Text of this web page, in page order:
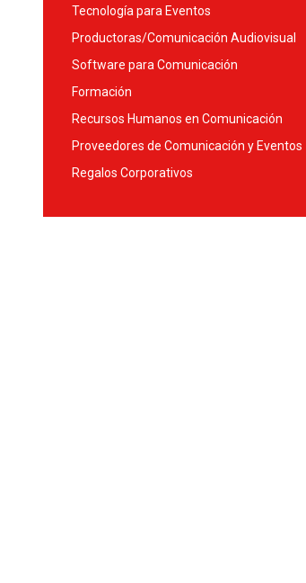
Tecnología para Eventos
Productoras/Comunicación Audiovisual
Software para Comunicación
Formación
Recursos Humanos en Comunicación
Proveedores de Comunicación y Eventos
Regalos Corporativos